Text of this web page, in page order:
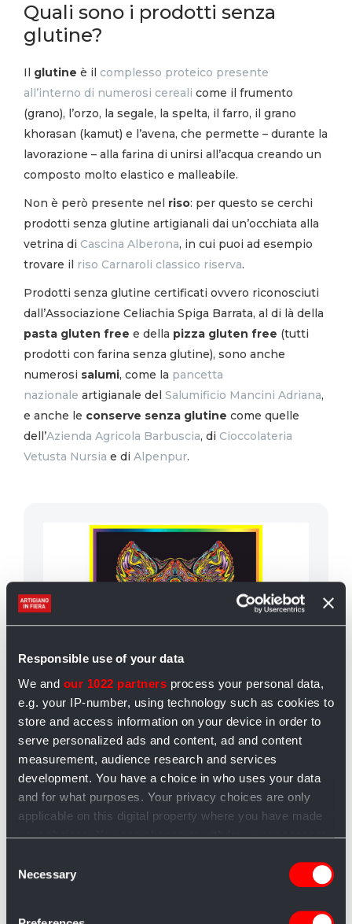
Responsible use of your data
We and our 1022 partners process your personal data,
e.g. your IP-number, using technology such as cookies to
store and access information on your device in order to
serve personalized ads and content, ad and content
measurement, audience research and services
development. You have a choice in who uses your data
and for what purposes. Your privacy choices are only
applicable on this digital property where you have made
your choices. You can change or withdraw your consent
the Privacy trigger icon.
Selection
Necessary
Quali sono i prodotti senza
glutine?
Il glutine è il complesso proteico presente
all’interno di numerosi cereali come il frumento
(grano), l’orzo, la segale, la spelta, il farro, il grano
khorasan (kamut) e l’avena, che permette – durante la
lavorazione – alla farina di unirsi all’acqua creando un
composto molto elastico e malleabile.
Non è però presente nel riso: per questo se cerchi
prodotti senza glutine artigianali dai un’occhiata alla
vetrina di Cascina Alberona, in cui puoi ad esempio
trovare il riso Carnaroli classico riserva.
Prodotti senza glutine certificati ovvero riconosciuti
dall’Associazione Celiachia Spiga Barrata, al di là della
pasta gluten free e della pizza gluten free (tutti
prodotti con farina senza glutine), sono anche
numerosi salumi, come la pancetta
nazionale artigianale del Salumificio Mancini Adriana,
e anche le conserve senza glutine come quelle
dell’Azienda Agricola Barbuscia, di Cioccolateria
Vetusta Nursia e di Alpenpur.
Quadro large con disegno
in velluto da colorare: Lupo,
È un quadro in velluto da colorare,